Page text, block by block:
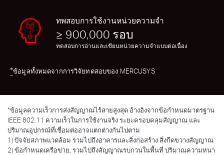
ทพสอบการใช้งานหน่วยความจำ
≥ 900,000 รอบ
ทดสอบการอ่านและเขียนหน่วยความจำแบบต่อเนื่อง
*ข้อมูลทั้งหมดจากการวิจัยทดสอบของ MERCUSYS
*ข้อมูลความเร็วการส่งสัญญาณไร้สายสูงสุด อ้างอิงจากข้อกำหนดมาตรฐาน
IEEE 802.11 ความเร็วในการใช้งานจริง ระยะครอบคลุมสัญญาณ และ
ปริมาณอุปกรณ์ที่เชื่อมต่ออาจแตกต่างกันไปตาม
1) ปัจจัยสภาพแวดล้อม รวมไปถึงอาคารและสิ่งก่อสร้าง สิ่งกีดขวางสัญญาณ
2) ข้อกำหนดเครือข่าย, รวมไปถึงสัญญาณรบกวนในพื้นที่ ปริมาณความหนา